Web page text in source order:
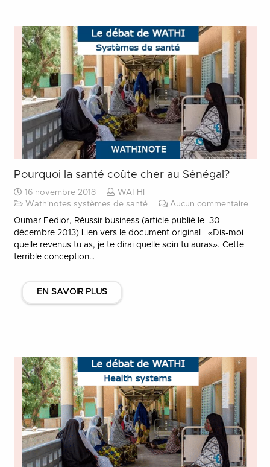
Pourquoi la santé coûte cher au Sénégal?
16 novembre 2018
WATHI
Wathinotes systèmes de santé
Aucun commentaire
Oumar Fedior, Réussir business (article publié le 30
décembre 2013) Lien vers le document original «Dis-moi
quelle revenus tu as, je te dirai quelle soin tu auras». Cette
terrible conception…
EN SAVOIR PLUS